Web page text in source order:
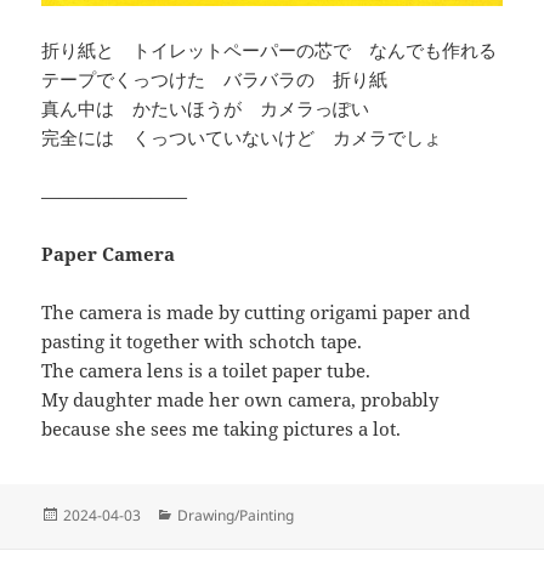
折り紙と トイレットペーパーの芯で なんでも作れる
テープでくっつけた バラバラの 折り紙
真ん中は かたいほうが カメラっぽい
完全には くっついていないけど カメラでしょ
————————
Paper Camera
The camera is made by cutting origami paper and
pasting it together with schotch tape.
The camera lens is a toilet paper tube.
My daughter made her own camera, probably
because she sees me taking pictures a lot.
投
2024-04-03
カ
Drawing/Painting